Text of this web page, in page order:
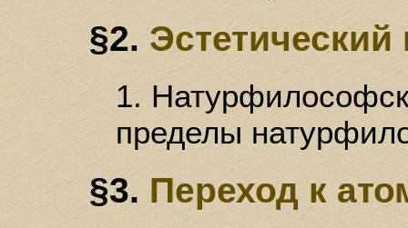
§2.
1.
пределы
§3. Переход к